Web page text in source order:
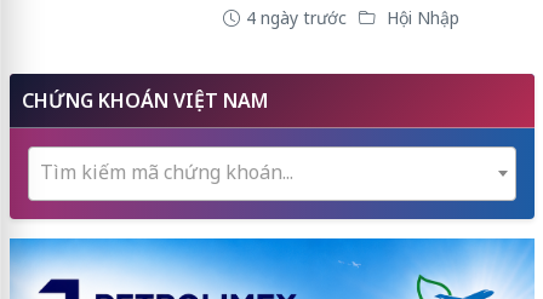
4 ngày trước Hội Nhập
CHỨNG KHOÁN VIỆT NAM
Tìm kiếm mã chứng khoán...